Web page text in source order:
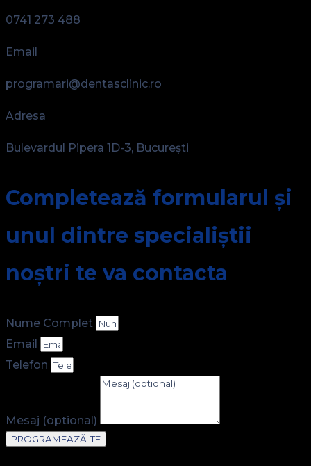
0741 273 488
Email
programari@dentasclinic.ro
Adresa
Bulevardul Pipera 1D-3, București
Completează formularul și
unul dintre specialiștii
noștri te va contacta
Nume Complet
Email
Telefon
Mesaj (optional)
PROGRAMEAZĂ-TE